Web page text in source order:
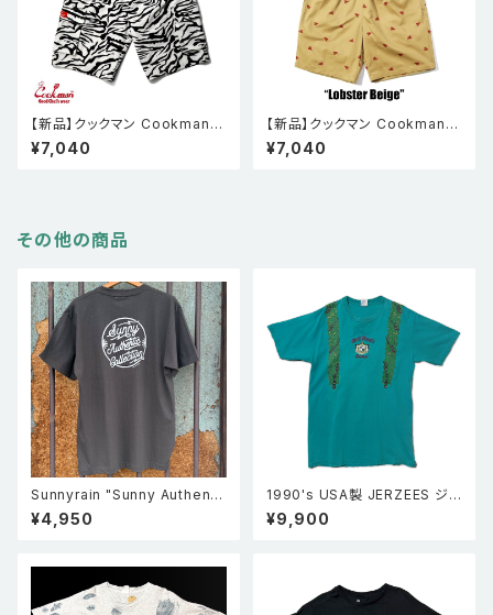
【新品】クックマン Cookman
シェフパンツ Chef Pants Sho
rt Cargo Zebra
¥7,040
【新品】クックマン Cookman
シェフパンツ Chef Pants Sho
rt Embroidery Lobster Bei
¥7,040
その他の商品
Sunnyrain "Sunny Authenti
c Collection" 半袖Tシャツ
¥4,950
1990's USA製 JERZEES ジャ
ージーズ Merrie Monarch Fe
stival メリーモナークフェスティ
¥9,900